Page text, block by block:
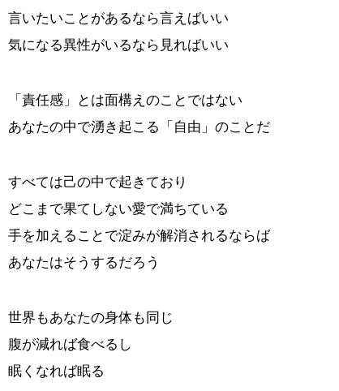
言いたいことがあるなら言えばいい
気になる異性がいるなら見ればいい
「責任感」とは面構えのことではない
あなたの中で湧き起こる「自由」のことだ
すべては己の中で起きており
どこまで果てしない愛で満ちている
手を加えることで淀みが解消されるならば
あなたはそうするだろう
世界もあなたの身体も同じ
腹が減れば食べるし
眠くなれば眠る